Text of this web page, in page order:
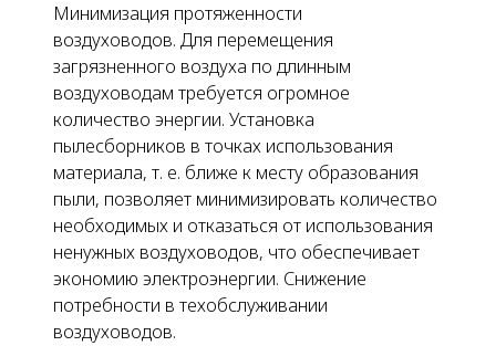
Минимизация протяженности
воздуховодов. Для перемещения
загрязненного воздуха по длинным
воздуховодам требуется огромное
количество энергии. Установка
пылесборников в точках использования
материала, т. е. ближе к месту образования
пыли, позволяет минимизировать количество
необходимых и отказаться от использования
ненужных воздуховодов, что обеспечивает
экономию электроэнергии. Снижение
потребности в техобслуживании
воздуховодов.